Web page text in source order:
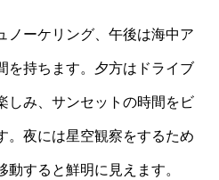
ノーケリング、午後は海中ア
を持ちます。夕方はドライブ
しみ、サンセットの時間をビ
。夜には星空観察をするため
すると鮮明に見えます。